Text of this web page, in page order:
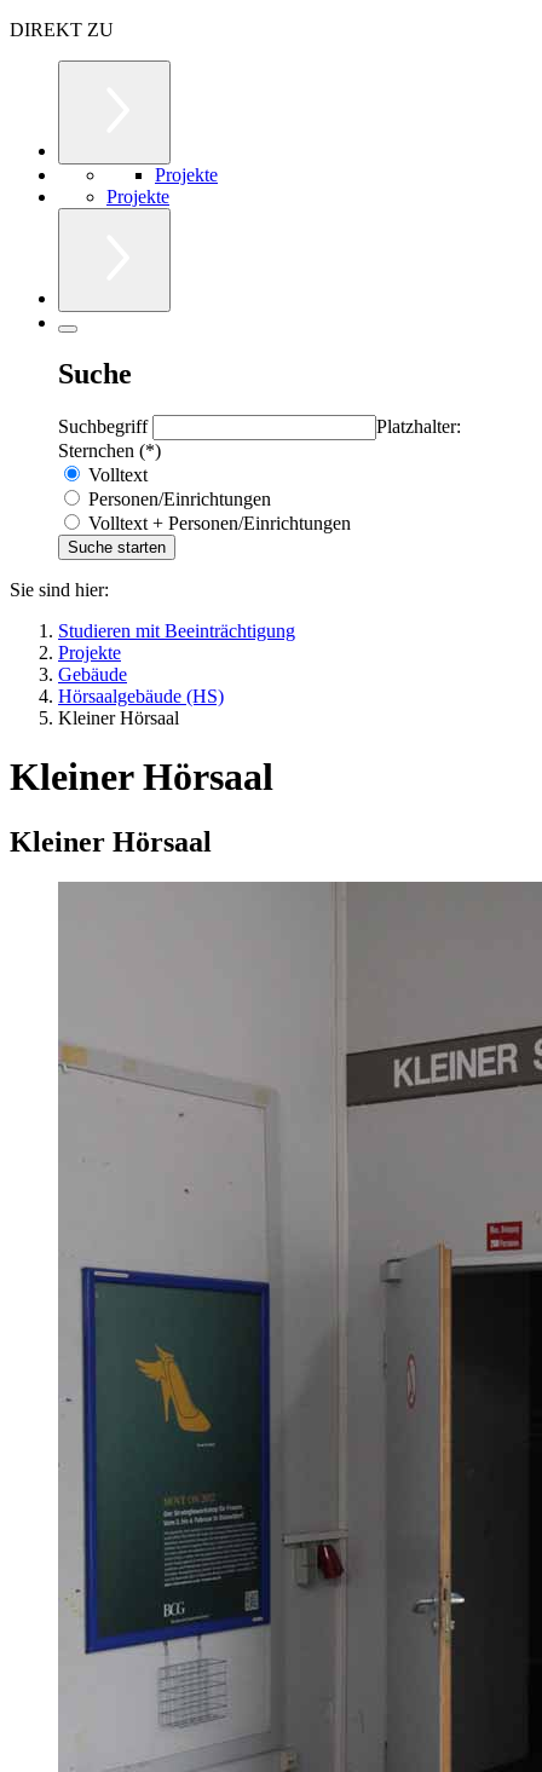
DIREKT ZU
Projekte
Projekte
Suche
Suchbegriff
Platzhalter:
Sternchen (*)
Volltext
Personen/Einrichtungen
Volltext + Personen/Einrichtungen
Sie sind hier:
Studieren mit Beeinträchtigung
Projekte
Gebäude
Hörsaalgebäude (HS)
Kleiner Hörsaal
Kleiner Hörsaal
Kleiner Hörsaal